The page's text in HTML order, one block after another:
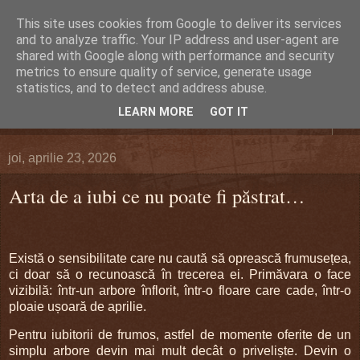
DEFERLĂRI
Despre şi pentru Bacău. Totul la obiect.
joi, aprilie 23, 2026
Arta de a iubi ce nu poate fi păstrat…
Există o sensibilitate care nu caută să oprească frumusețea,
ci doar să o recunoască în trecerea ei. Primăvara o face
vizibilă: într-un arbore înflorit, într-o floare care cade, într-o
ploaie ușoară de aprilie.
Pentru iubitorii de frumos, astfel de momente oferite de un
simplu arbore devin mai mult decât o priveliște. Devin o
This site uses cookies from Google to deliver its services
and to analyze traffic. Your IP address and user-agent are
shared with Google along with performance and security
metrics to ensure quality of service, generate usage
statistics, and to detect and address abuse.
LEARN MORE GOT IT